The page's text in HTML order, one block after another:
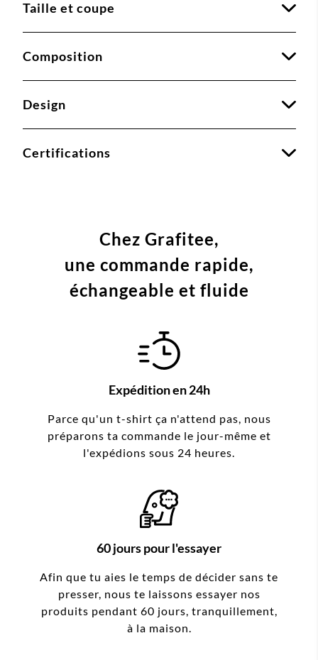
Taille et coupe
Composition
Design
Certifications
Chez Grafitee,
une commande rapide,
échangeable et fluide
Expédition en 24h
Parce qu'un t-shirt ça n'attend pas, nous
préparons ta commande le jour-même et
l'expédions sous 24 heures.
60 jours pour l'essayer
Afin que tu aies le temps de décider sans te
presser, nous te laissons essayer nos
produits pendant 60 jours, tranquillement,
à la maison.